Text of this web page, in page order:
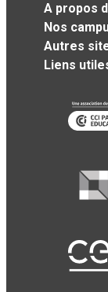
A propos
Nos
Autres
Liens